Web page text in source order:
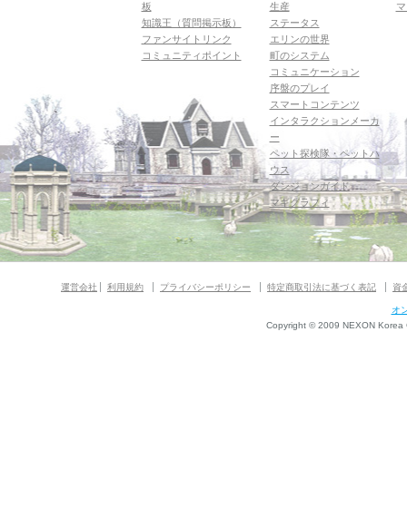
板
知識王（質問掲示板）
ファンサイトリンク
コミュニティポイント
生産
ステータス
エリンの世界
町のシステム
コミュニケーション
序盤のプレイ
スマートコンテンツ
インタラクションメーカ
ー
ペット探検隊・ペットハ
ウス
ダンジョンガイド
マギグラフィ
運営会社 利用規約 プライバシーポリシー 特定商取引法に基づく表記 資
オ
Copyright © 2009 NEXON Korea